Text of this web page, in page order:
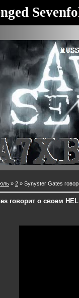
» 2 » Synyster Gates
говорит о своем